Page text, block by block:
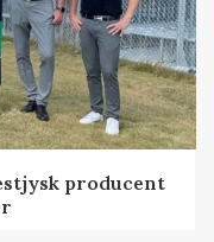
producent